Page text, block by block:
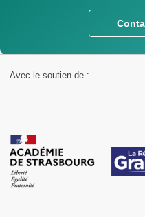
Avec le soutien de :